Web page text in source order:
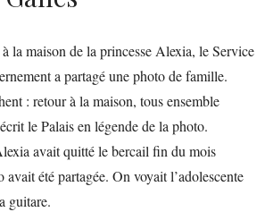
la maison de la princesse Alexia, le Service
a partagé une photo de famille.
: retour à la maison, tous ensemble
le Palais en légende de la photo.
avait quitté le bercail fin du mois
avait été partagée. On voyait l’adolescente
guitare.